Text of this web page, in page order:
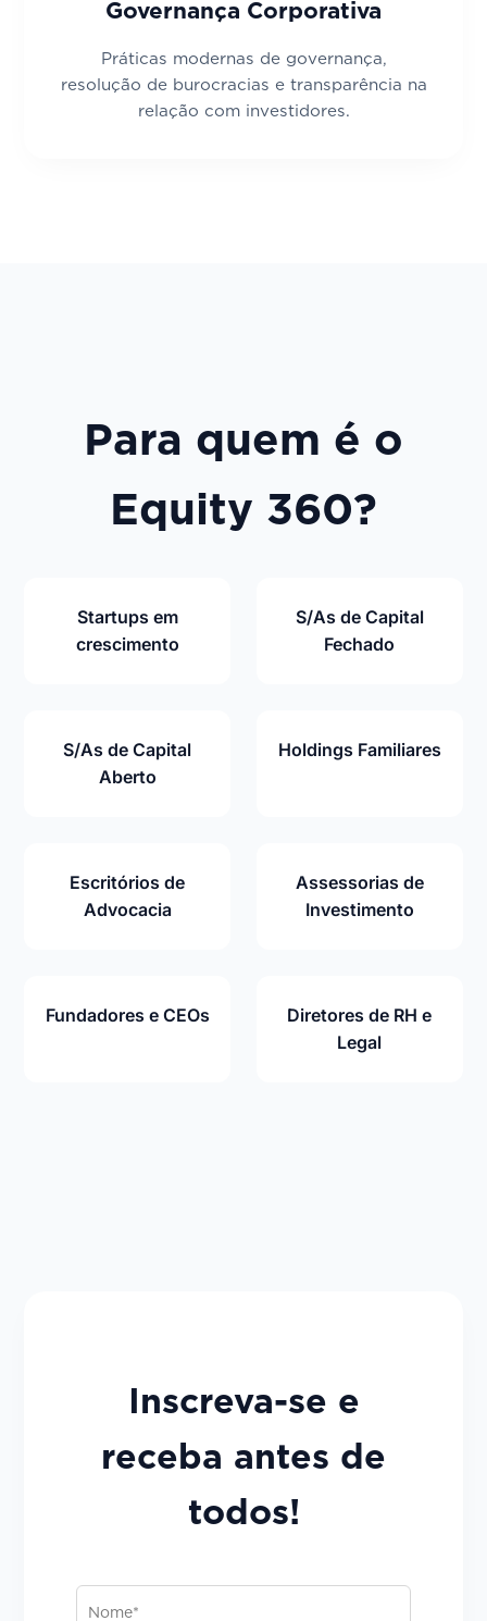
Governança Corporativa
Práticas modernas de governança,
resolução de burocracias e transparência na
relação com investidores.
Para quem é o
Equity 360?
Startups em
crescimento
S/As de Capital
Fechado
S/As de Capital
Aberto
Holdings Familiares
Escritórios de
Advocacia
Assessorias de
Investimento
Fundadores e CEOs
Diretores de RH e
Legal
Inscreva-se e
receba antes de
todos!